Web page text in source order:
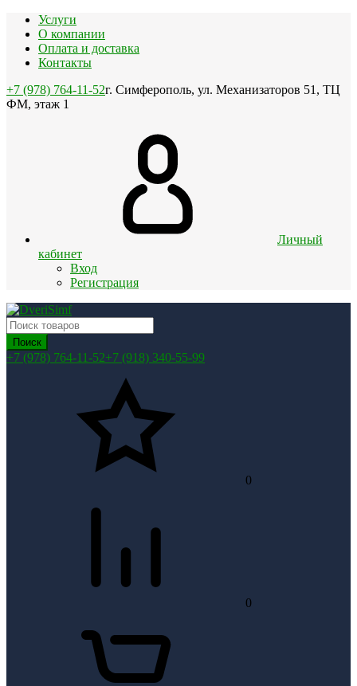
Услуги
О компании
Оплата и доставка
Контакты
+7 (978) 764-11-52г. Симферополь, ул. Механизаторов 51, ТЦ
ФМ, этаж 1
Личный
кабинет
Вход
Регистрация
Поиск
+7 (978) 764-11-52+7 (918) 340-55-99
0
0